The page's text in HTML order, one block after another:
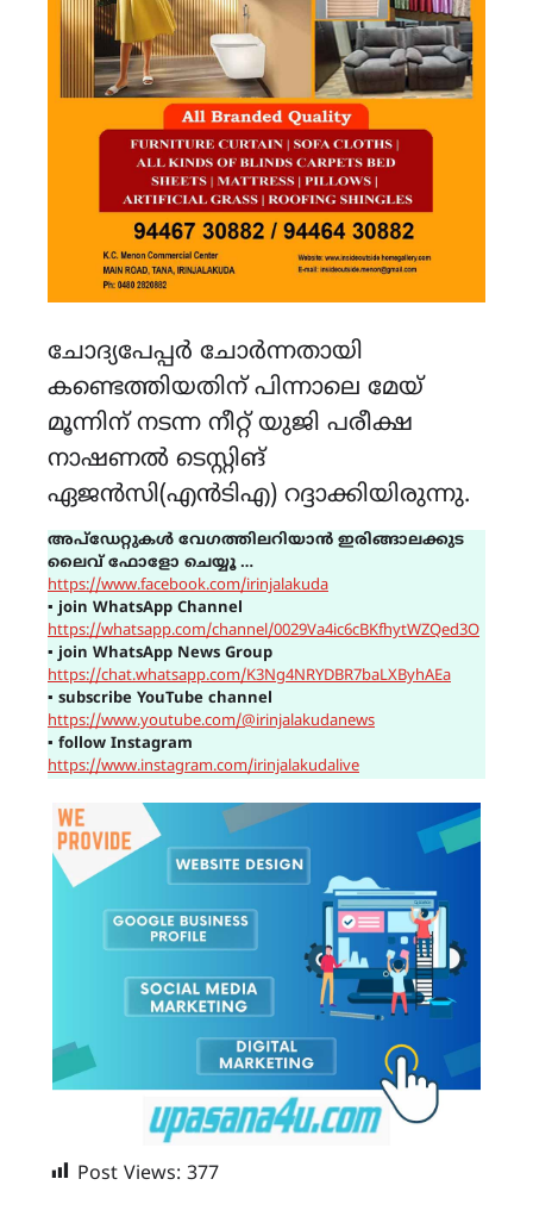
ചോദ്യപേപ്പർ ചോർന്നതായി
കണ്ടെത്തിയതിന് പിന്നാലെ മേയ്
മൂന്നിന് നടന്ന നീറ്റ് യുജി പരീക്ഷ
നാഷണൽ ടെസ്റ്റിങ്
ഏജൻസി(എൻടിഎ) റദ്ദാക്കിയിരുന്നു.
അപ്ഡേറ്റുകൾ വേഗത്തിലറിയാൻ ഇരിങ്ങാലക്കുട
ലൈവ് ഫോളോ ചെയ്യൂ …
https://www.facebook.com/irinjalakuda
▪ join WhatsApp Channel
https://whatsapp.com/channel/0029Va4ic6cBKfhytWZQed3O
▪ join WhatsApp News Group
https://chat.whatsapp.com/K3Ng4NRYDBR7baLXByhAEa
▪ subscribe YouTube channel
https://www.youtube.com/@irinjalakudanews
▪ follow Instagram
https://www.instagram.com/irinjalakudalive
Post Views: 377